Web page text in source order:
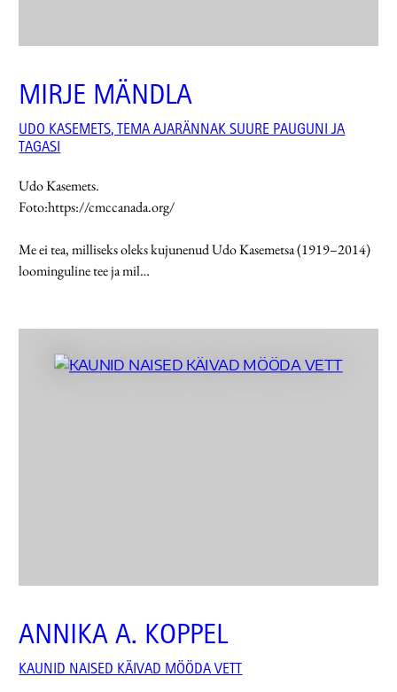
MIRJE MÄNDLA
UDO KASEMETS, TEMA AJARÄNNAK SUURE PAUGUNI JA
TAGASI
Udo Kasemets.
Foto:https://cmccanada.org/
Me ei tea, milliseks oleks kujunenud Udo Kasemetsa (1919–2014)
loominguline tee ja mil…
ANNIKA A. KOPPEL
KAUNID NAISED KÄIVAD MÖÖDA VETT